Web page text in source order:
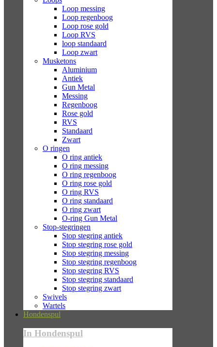
Loop messing
Loop regenboog
Loop rose gold
Loop RVS
loop standaard
Loop zwart
Musketons
Aluminium
Antiek
Gun Metal
Messing
Regenboog
Rose gold
RVS
Standaard
Zwart
O ringen
O ring antiek
O ring messing
O ring regenboog
O ring rose gold
O ring RVS
O ring standaard
O ring zwart
O-ring Gun Metal
Stop-stegringen
Stop stegring antiek
Stop stegring rose gold
Stop stegring messing
Stop stegring regenboog
Stop stegring RVS
Stop stegring standaard
Stop stegring zwart
Swivels
Wartels
Hondenspul
In Hondenspul